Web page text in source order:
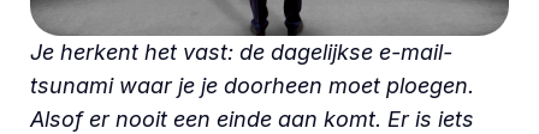
Je herkent het vast: de dagelijkse e-mail-
tsunami waar je je doorheen moet ploegen.
Alsof er nooit een einde aan komt. Er is iets